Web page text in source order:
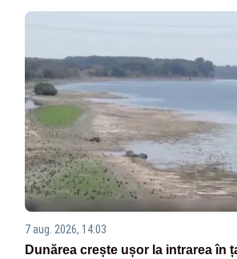
7 aug. 2026, 14:03
Dunărea crește ușor la intrarea în